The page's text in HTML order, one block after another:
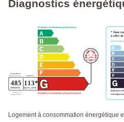
Diagnostics
Logement à consommation énergétique